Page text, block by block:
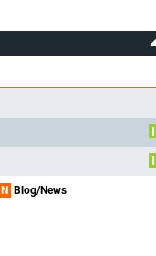
I
I
N Blog/News